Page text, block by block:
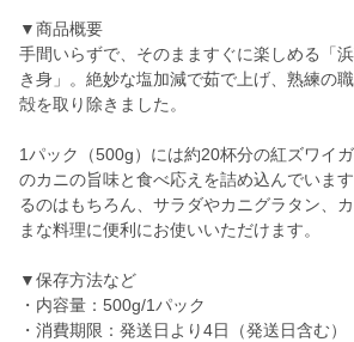
▼商品概要
手間いらずで、そのまますぐに楽しめる「
き身」。絶妙な塩加減で茹で上げ、熟練の
殻を取り除きました。
1パック（500g）には約20杯分の紅ズワイ
のカニの旨味と食べ応えを詰め込んでいま
るのはもちろん、サラダやカニグラタン、
まな料理に便利にお使いいただけます。
▼保存方法など
・内容量：500g/1パック
・消費期限：発送日より4日（発送日含む）